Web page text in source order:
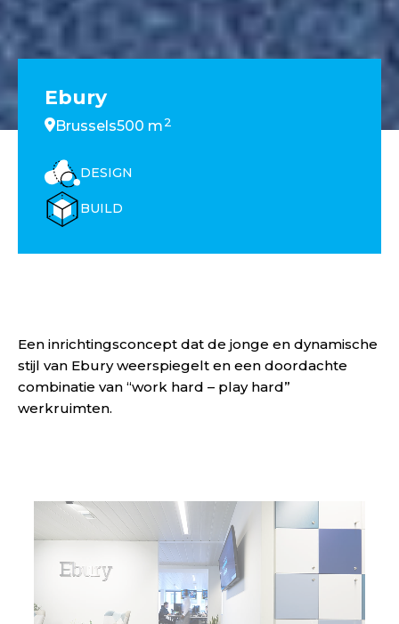
Ebury
Brussels500 m2
DESIGN
BUILD
Een inrichtingsconcept dat de jonge en dynamische
stijl van Ebury weerspiegelt en een doordachte
combinatie van “work hard – play hard”
werkruimten.